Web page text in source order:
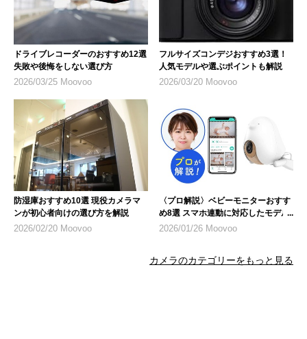
ドライブレコーダーのおすすめ12選
失敗や後悔をしない選び方
2026/03/25 Moovoo
フルサイズコンデジおすすめ3選！
人気モデルや選ぶポイントも解説
2026/03/20 Moovoo
防湿庫おすすめ10選 現役カメラマ
ンが初心者向けの選び方を解説
2026/02/20 Moovoo
〈プロ解説〉ベビーモニターおすす
め8選 スマホ連動に対応したモデル
にも注目
2026/01/26 Moovoo
カメラのカテゴリーをもっと見る